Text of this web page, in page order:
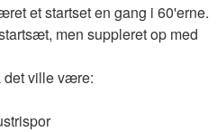
et startset en gang i 60'erne.
men suppleret op med
det ville være: